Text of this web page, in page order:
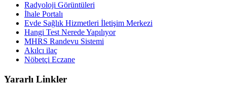
Radyoloji Görüntüleri
İhale Portalı
Evde Sağlık Hizmetleri İletişim Merkezi
Hangi Test Nerede Yapılıyor
MHRS Randevu Sistemi
Akılcı ilaç
Nöbetçi Eczane
Yararlı Linkler